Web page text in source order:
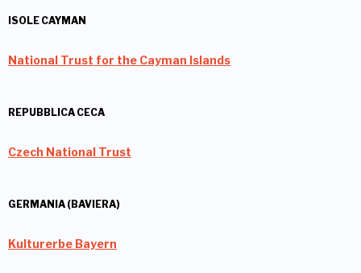
ISOLE CAYMAN
National Trust for the Cayman Islands
REPUBBLICA CECA
Czech National Trust
GERMANIA (BAVIERA)
Kulturerbe Bayern